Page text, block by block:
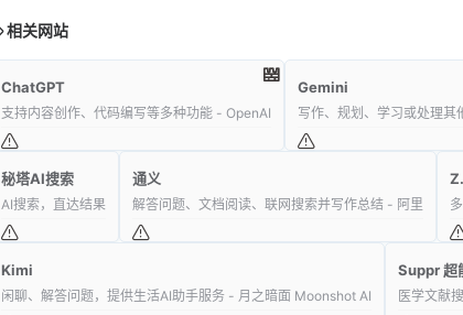
相关网站
ChatGPT
支持内容创作、代码编写等多种功能 - OpenAI
Gemini
写作、规划、学习或处理
秘塔AI搜索
AI搜索，直达结果
通义
解答问题、文档阅读、联网搜索并写作总结 - 阿里
Kimi
闲聊、解答问题，提供生活AI助手服务 - 月之暗面 Moonshot AI
Suppr 超
医学文献